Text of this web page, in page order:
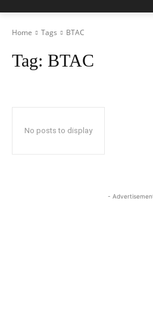
Home Tags BTAC
Tag: BTAC
No posts to display
-